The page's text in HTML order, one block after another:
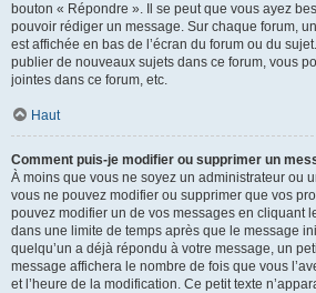
bouton « Répondre ». Il se peut que vous ayez
pouvoir rédiger un message. Sur chaque forum,
est affichée en bas de l’écran du forum ou du
publier de nouveaux sujets dans ce forum, vous
jointes dans ce forum, etc.
Haut
Comment puis-je modifier ou supprimer un
À moins que vous ne soyez un administrateur ou
vous ne pouvez modifier ou supprimer que vos
pouvez modifier un de vos messages en cliquant
dans une limite de temps après que le message
quelqu’un a déjà répondu à votre message, un
message affichera le nombre de fois que vous
et l’heure de la modification. Ce petit texte